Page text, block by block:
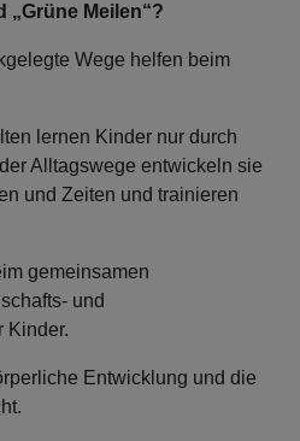
„Grüne Meilen“?
Wege helfen beim
lernen Kinder nur durch
Alltagswege entwickeln sie
und Zeiten und trainieren
gemeinsamen
und
Kinder.
Entwicklung und die